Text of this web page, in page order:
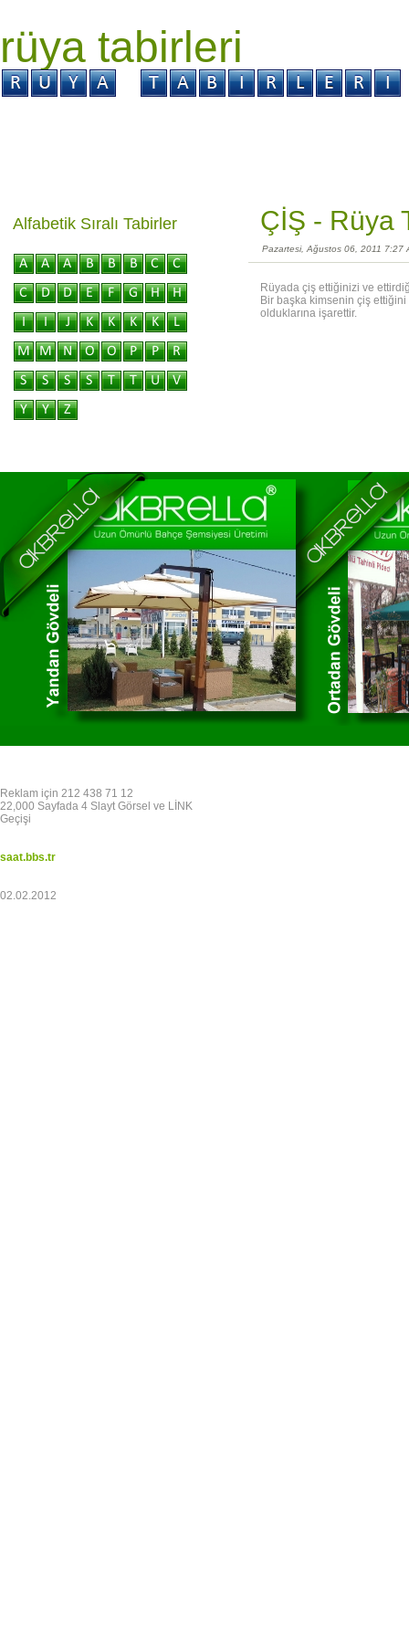
rüya tabirleri
ÇİŞ - Rüya
Pazartesi, Ağustos 06, 2011 7:27
Rüyada çiş ettiğinizi ve
Bir başka kimsenin çiş ettiğini
olduklarına işarettir.
Alfabetik Sıralı Tabirler
Reklam için 212 438 71 12
22,000 Sayfada 4 Slayt Görsel ve LİNK
Geçişi
saat.bbs.tr
02.02.2012